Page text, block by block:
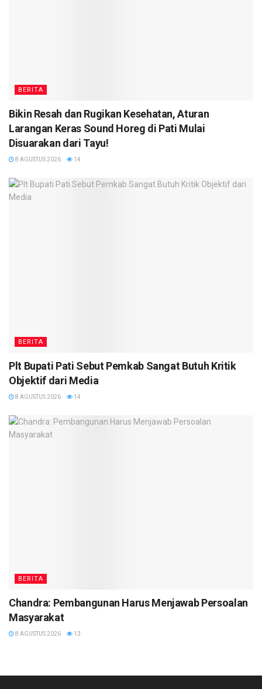
BERITA
Bikin Resah dan Rugikan Kesehatan, Aturan
Larangan Keras Sound Horeg di Pati Mulai
Disuarakan dari Tayu!
8 AGUSTUS 2026 14
BERITA
Plt Bupati Pati Sebut Pemkab Sangat Butuh Kritik
Objektif dari Media
8 AGUSTUS 2026 14
BERITA
Chandra: Pembangunan Harus Menjawab Persoalan
Masyarakat
8 AGUSTUS 2026 13